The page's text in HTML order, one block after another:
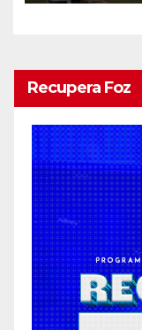
Recupera Foz